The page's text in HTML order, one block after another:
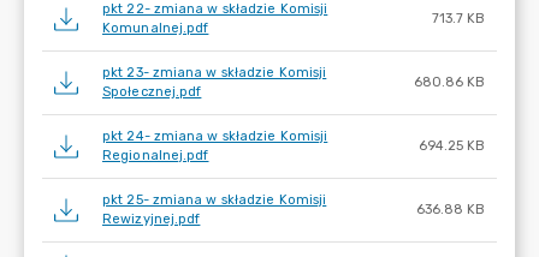
pkt 22- zmiana w składzie Komisji
Komunalnej.pdf
713.7 KB
pkt 23- zmiana w składzie Komisji
Społecznej.pdf
680.86 KB
pkt 24- zmiana w składzie Komisji
Regionalnej.pdf
694.25 KB
pkt 25- zmiana w składzie Komisji
Rewizyjnej.pdf
636.88 KB